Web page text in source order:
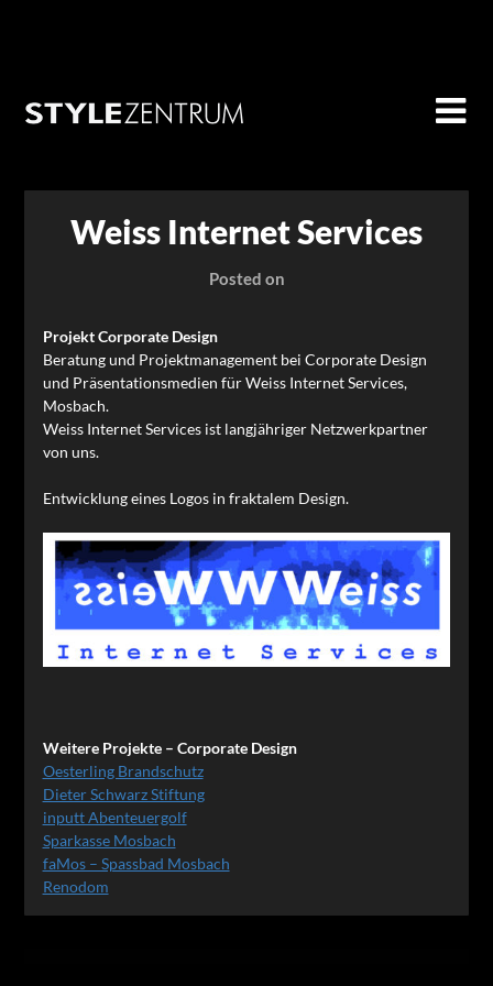
Weiss Internet Services
Posted on
Projekt Corporate Design
Beratung und Projektmanagement bei Corporate Design
und Präsentationsmedien für Weiss Internet Services,
Mosbach.
Weiss Internet Services ist langjähriger Netzwerkpartner
von uns.
Entwicklung eines Logos in fraktalem Design.
Weitere Projekte – Corporate Design
Oesterling Brandschutz
Dieter Schwarz Stiftung
inputt Abenteuergolf
Sparkasse Mosbach
faMos – Spassbad Mosbach
Renodom